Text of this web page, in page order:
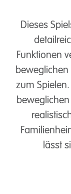
Dieses
Funktionen
beweglichen
zum
lässt